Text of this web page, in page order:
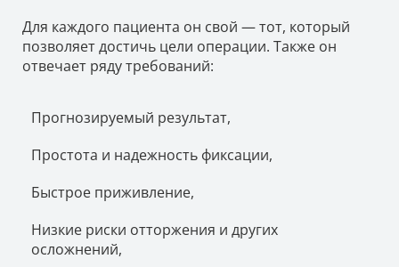
Для каждого пациента он свой — тот, который
позволяет достичь цели операции. Также он
отвечает ряду требований:
Прогнозируемый результат,
Простота и надежность фиксации,
Быстрое приживление,
Низкие риски отторжения и других
осложнений,